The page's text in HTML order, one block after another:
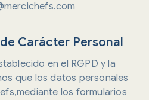
Carácter Personal
en el RGPD y la
que los datos personales
los formularios